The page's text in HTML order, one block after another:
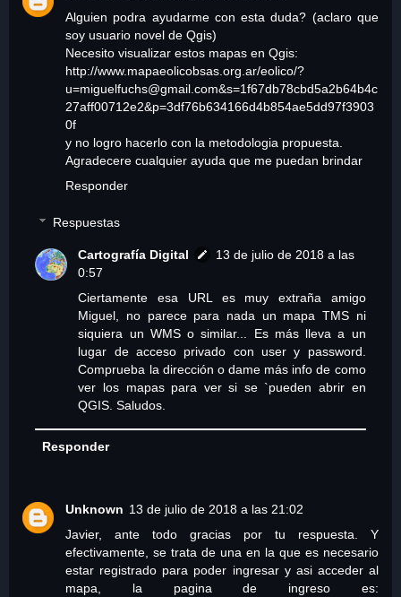
Alguien podra ayudarme con esta duda? (aclaro que
soy usuario novel de Qgis)
Necesito visualizar estos mapas en Qgis:
http://www.mapaeolicobsas.org.ar/eolico/?
u=miguelfuchs@gmail.com&s=1f67db78cbd5a2b64b4c
27aff00712e2&p=3df76b634166d4b854ae5dd97f3903
0f
y no logro hacerlo con la metodologia propuesta.
Agradecere cualquier ayuda que me puedan brindar
Responder
Respuestas
Cartografía Digital
13 de julio de 2018 a las
0:57
Ciertamente esa URL es muy extraña amigo
Miguel, no parece para nada un mapa TMS ni
siquiera un WMS o similar... Es más lleva a un
lugar de acceso privado con user y password.
Comprueba la dirección o dame más info de como
ver los mapas para ver si se `pueden abrir en
QGIS. Saludos.
Responder
Unknown 13 de julio de 2018 a las 21:02
Javier, ante todo gracias por tu respuesta. Y
efectivamente, se trata de una en la que es necesario
estar registrado para poder ingresar y asi acceder al
mapa, la pagina de ingreso es: